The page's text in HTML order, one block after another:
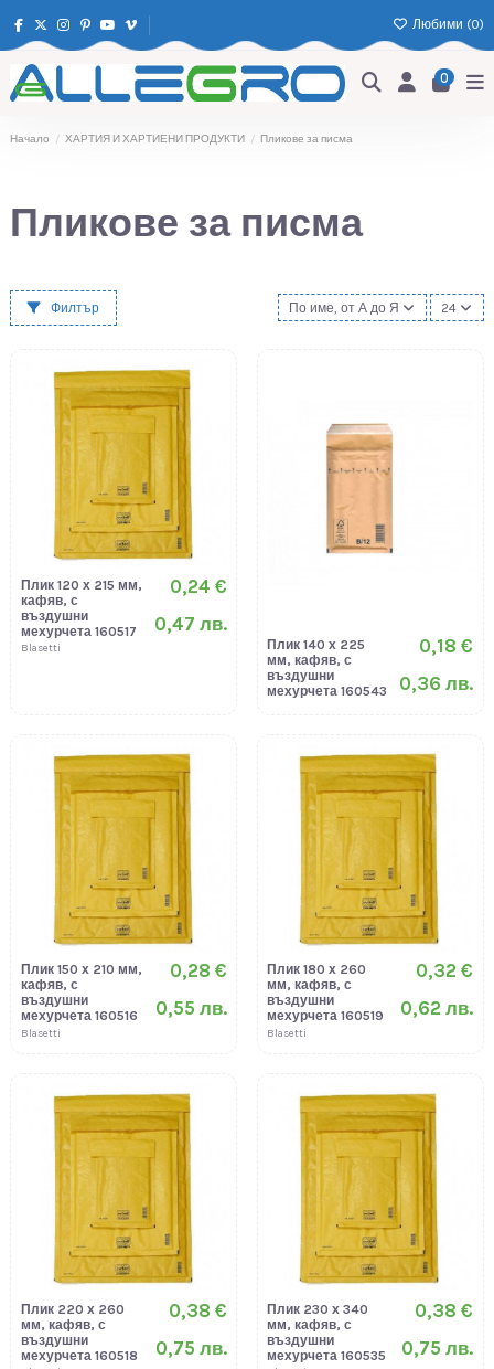
Любими (0)
0
Начало ХАРТИЯ И ХАРТИЕНИ ПРОДУКТИ Пликове за писма
Пликове за писма
Филтър По име, от А до Я 24
Плик 120 х 215 мм,
кафяв, с
въздушни
мехурчета 160517
Blasetti
0,24 €
0,47 лв.
Плик 140 х 225
мм, кафяв, с
въздушни
мехурчета 160543
0,18 €
0,36 лв.
Плик 150 х 210 мм,
кафяв, с
въздушни
мехурчета 160516
Blasetti
0,28 €
0,55 лв.
Плик 180 х 260
мм, кафяв, с
въздушни
мехурчета 160519
Blasetti
0,32 €
0,62 лв.
Плик 220 х 260
мм, кафяв, с
въздушни
мехурчета 160518
0,38 €
0,75 лв.
Плик 230 х 340
мм, кафяв, с
въздушни
мехурчета 160535
0,38 €
0,75 лв.